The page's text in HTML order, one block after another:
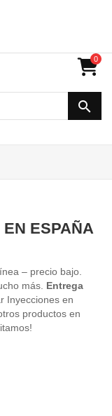
0

ESPAÑA
– precio bajo.
más. Entrega
Inyecciones en
productos en